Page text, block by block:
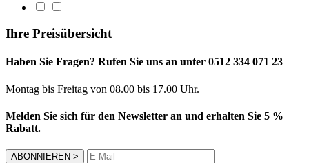
Ihre Preisübersicht
Haben Sie Fragen? Rufen Sie uns an unter 0512 334 071 23
Montag bis Freitag von 08.00 bis 17.00 Uhr.
Melden Sie sich für den Newsletter an und erhalten Sie 5 %
Rabatt.
ABONNIEREN >